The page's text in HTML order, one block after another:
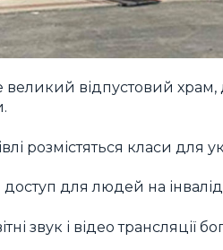
великий відпустовий
розмістяться класи для
для людей на
звук і відео трансляції